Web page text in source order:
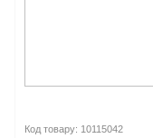
Код товару: 10115042